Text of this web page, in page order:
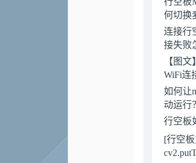
何切换
连接行
接失败
【图
WiFi连
如何让
动运行
行空板
[行空板